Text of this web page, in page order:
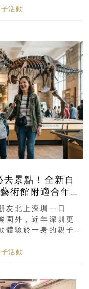
活動
景點！全新自
術館附適合年
友北上深圳一日
園外，近年深圳更
體驗於一身的親子
活動